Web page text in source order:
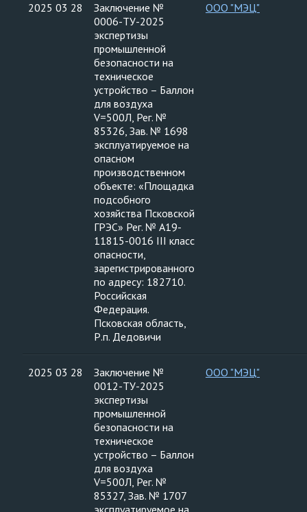
2025 03 28
Заключение №
0006-ТУ-2025
экспертизы
промышленной
безопасности на
техническое
устройство – Баллон
для воздуха
V=500Л, Рег. №
85326, Зав. № 1698
эксплуатируемое на
опасном
производственном
объекте: «Площадка
подсобного
хозяйства Псковской
ГРЭС» Рег. № А19-
11815-0016 III класс
опасности,
зарегистрированного
по адресу: 182710.
Российская
Федерация.
Псковская область,
Р.п. Дедовичи
ООО "МЭЦ"
2025 03 28
Заключение №
0012-ТУ-2025
экспертизы
промышленной
безопасности на
техническое
устройство – Баллон
для воздуха
V=500Л, Рег. №
85327, Зав. № 1707
эксплуатируемое на
ООО "МЭЦ"